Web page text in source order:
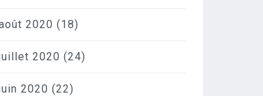
2020 (18)
2020 (24)
2020 (22)